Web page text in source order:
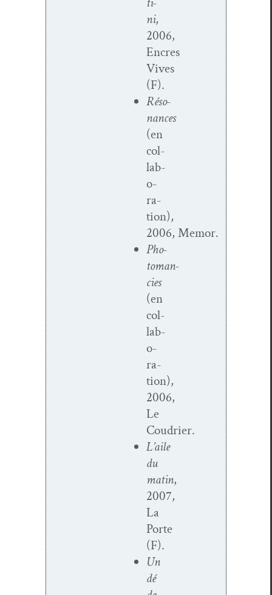
ni,
2006,
Encres
Vives
(F).
Réso­
nances
(en
col­
lab­
o­
ra­
tion),
2006, Memor.
Pho­
toman­
cies
(en
col­
lab­
o­
ra­
tion),
2006,
Le
Coudrier.
L’aile
du
matin,
2007,
La
Porte
(F).
Un
dé